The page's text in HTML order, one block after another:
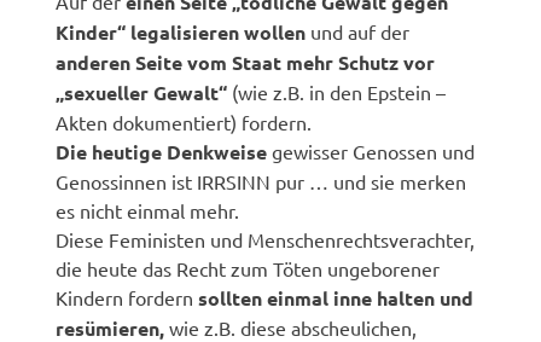
Kinder“ legalisieren wollen und auf der
anderen Seite vom Staat mehr Schutz vor
„sexueller Gewalt“ (wie z.B. in den Epstein –
Akten dokumentiert) fordern.
Die heutige Denkweisegewisser Genossen und
Genossinnen ist IRRSINN pur … und sie merken
es nicht einmal mehr.
Diese Feministen und Menschenrechtsverachter,
die heute das Recht zum Töten ungeborener
Kindern fordern sollten einmal inne halten und
resümieren, wie z.B. diese abscheulichen,